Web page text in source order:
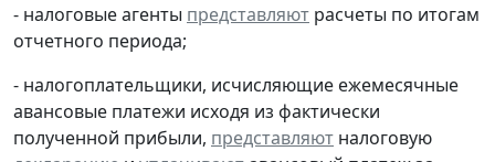
- налоговые агенты представляют расчеты по итогам
отчетного периода;
- налогоплательщики, исчисляющие ежемесячные
авансовые платежи исходя из фактически
полученной прибыли, представляют налоговую